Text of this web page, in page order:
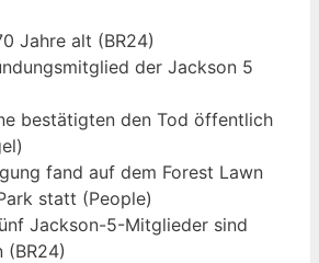
Jahre alt (BR24)
der Jackson 5
bestätigten den Tod öffentlich
fand auf dem Forest Lawn
statt (People)
Jackson-5-Mitglieder sind
(BR24)